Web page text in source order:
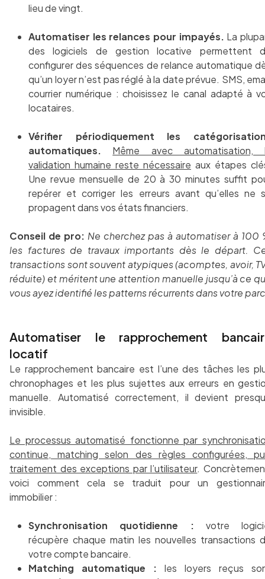
lieu de vingt.
Automatiser les relances pour impayés. La
des logiciels de gestion locative permettent
configurer des séquences de relance automatique
qu’un loyer n’est pas réglé à la date prévue. SMS,
courrier numérique : choisissez le canal adapté à
locataires.
Vérifier périodiquement les
automatiques.
Même avec automatisation,
validation humaine reste nécessaire aux étapes
Une revue mensuelle de 20 à 30 minutes suffit
repérer et corriger les erreurs avant qu’elles ne
propagent dans vos états financiers.
Conseil de pro: Ne cherchez pas à automatiser à 100
les factures de travaux importants dès le départ.
transactions sont souvent atypiques (acomptes, avoir,
réduite) et méritent une attention manuelle jusqu’à ce
vous ayez identifié les patterns récurrents dans votre
Automatiser le rapprochement
locatif
Le rapprochement bancaire est l’une des tâches les
chronophages et les plus sujettes aux erreurs en
manuelle. Automatisé correctement, il devient
invisible.
Le processus automatisé fonctionne par
continue, matching selon des règles configurées,
traitement des exceptions par l’utilisateur.
voici comment cela se traduit pour un
immobilier :
Synchronisation quotidienne : votre
récupère chaque matin les nouvelles transactions
votre compte bancaire.
Matching automatique : les loyers reçus